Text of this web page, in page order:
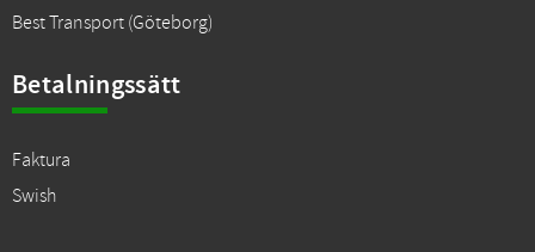
Best Transport (Göteborg)
Betalningssätt
Faktura
Swish